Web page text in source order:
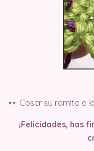
Coser su ramita e
¡Felicidades, has